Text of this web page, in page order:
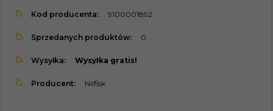
Kod producenta: 9100001892
Sprzedanych produktów: 0
Wysyłka: Wysyłka gratis!
Producent: Nilfisk